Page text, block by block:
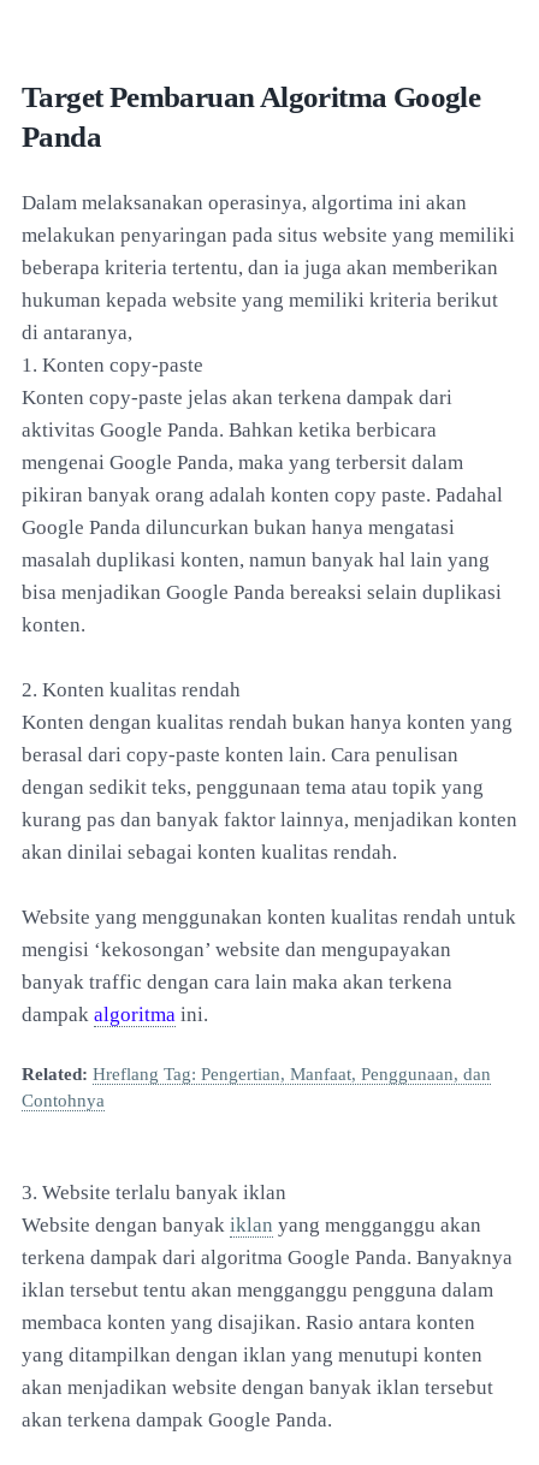
Target Pembaruan Algoritma Google
Panda
Dalam melaksanakan operasinya, algortima ini akan
melakukan penyaringan pada situs website yang memiliki
beberapa kriteria tertentu, dan ia juga akan memberikan
hukuman kepada website yang memiliki kriteria berikut
di antaranya,
1. Konten copy-paste
Konten copy-paste jelas akan terkena dampak dari
aktivitas Google Panda. Bahkan ketika berbicara
mengenai Google Panda, maka yang terbersit dalam
pikiran banyak orang adalah konten copy paste. Padahal
Google Panda diluncurkan bukan hanya mengatasi
masalah duplikasi konten, namun banyak hal lain yang
bisa menjadikan Google Panda bereaksi selain duplikasi
konten.
2. Konten kualitas rendah
Konten dengan kualitas rendah bukan hanya konten yang
berasal dari copy-paste konten lain. Cara penulisan
dengan sedikit teks, penggunaan tema atau topik yang
kurang pas dan banyak faktor lainnya, menjadikan konten
akan dinilai sebagai konten kualitas rendah.
Website yang menggunakan konten kualitas rendah untuk
mengisi ‘kekosongan’ website dan mengupayakan
banyak traffic dengan cara lain maka akan terkena
dampak algoritma ini.
Related: Hreflang Tag: Pengertian, Manfaat, Penggunaan, dan
Contohnya
3. Website terlalu banyak iklan
Website dengan banyak iklan yang mengganggu akan
terkena dampak dari algoritma Google Panda. Banyaknya
iklan tersebut tentu akan mengganggu pengguna dalam
membaca konten yang disajikan. Rasio antara konten
yang ditampilkan dengan iklan yang menutupi konten
akan menjadikan website dengan banyak iklan tersebut
akan terkena dampak Google Panda.